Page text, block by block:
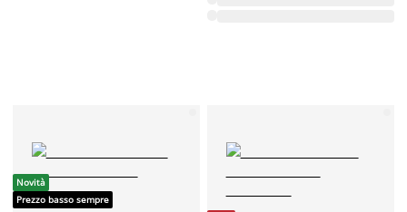
Novità
Prezzo basso sempre